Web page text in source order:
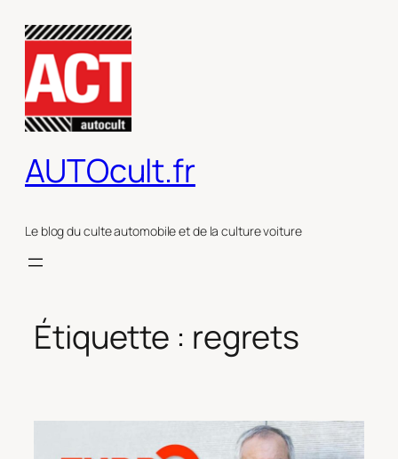
contenu
AUTOcult.fr
Le blog du culte automobile et de la culture voiture
Étiquette : regrets